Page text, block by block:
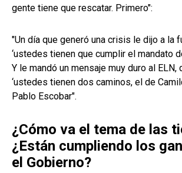
gente tiene que rescatar. Primero":
"Un día que generó una crisis le dijo a la
‘ustedes tienen que cumplir el mandato
Y le mandó un mensaje muy duro al ELN,
‘ustedes tienen dos caminos, el de
Pablo Escobar".
¿Cómo va el tema de las
¿Están cumpliendo los
el Gobierno?